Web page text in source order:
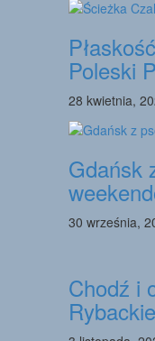
Poleski
28 kwietnia,
Gdańsk
30 września,
Chodź i